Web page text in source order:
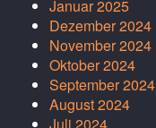
Januar 2025
Dezember 2024
November 2024
Oktober 2024
September 2024
August 2024